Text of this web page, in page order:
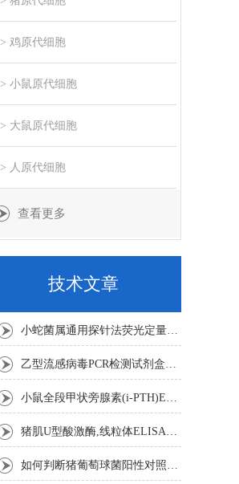
> 鸡原代细胞
> 小鼠原代细胞
> 大鼠原代细胞
> 人原代细胞
查看更多
技术文章
小蛇菌属通用探针法荧光定量PCR试剂盒实验注意事项
乙型流感病毒PCR检测试剂盒反应五要素
小鼠全段甲状旁腺素(i-PTH)ELISA试剂盒操作步骤
猪肌U型酸激酶,线粒体ELISA试剂盒注意事项
如何判断猪葡萄球菌阳性对照是否失效